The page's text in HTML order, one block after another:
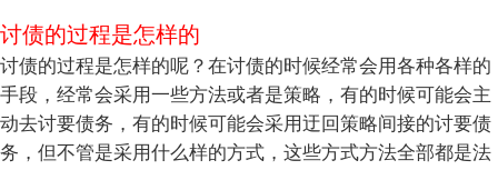
讨债的过程是怎样的
讨债的过程是怎样的呢？在讨债的时候经常会用各种各样的
手段，经常会采用一些方法或者是策略，有的时候可能会主
动去讨要债务，有的时候可能会采用迂回策略间接的讨要债
务，但不管是采用什么样的方式，这些方式方法全部都是法